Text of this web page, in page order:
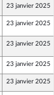
23 janvier 2025
23 janvier 2025
23 janvier 2025
23 janvier 2025
23 janvier 2025